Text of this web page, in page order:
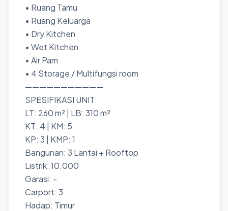
• Ruang Tamu
• Ruang Keluarga
• Dry Kitchen
• Wet Kitchen
• Air Pam
• 4 Storage / Multifungsi room
———————————
SPESIFIKASI UNIT:
LT: 260 m² | LB: 310 m²
KT: 4 | KM: 5
KP: 3 | KMP: 1
Bangunan: 3 Lantai + Rooftop
Listrik: 10.000
Garasi: -
Carport: 3
Hadap: Timur